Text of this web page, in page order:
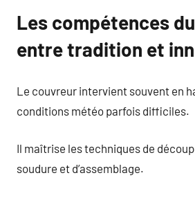
Les compétences
entre tradition et
Le couvreur intervient souvent en
conditions météo parfois difficiles.
Il maîtrise les techniques de
soudure et d’assemblage.